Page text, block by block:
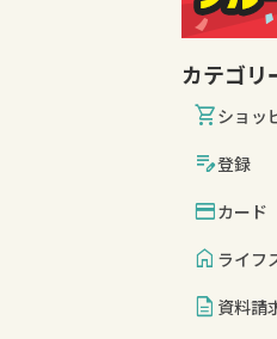
カテゴリ
shopping_cartショッ
edit_note登録
credit_cardカード
home ライフ
description 資料請